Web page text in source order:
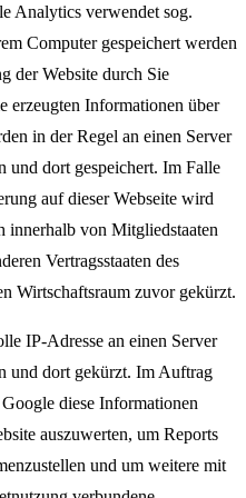
Analytics verwendet sog.
Computer gespeichert werden
der Website durch Sie
erzeugten Informationen über
in der Regel an einen Server
und dort gespeichert. Im Falle
auf dieser Webseite wird
innerhalb von Mitgliedstaaten
Vertragsstaaten des
Wirtschaftsraum zuvor gekürzt.
IP-Adresse an einen Server
und dort gekürzt. Im Auftrag
diese Informationen
auszuwerten, um Reports
und um weitere mit